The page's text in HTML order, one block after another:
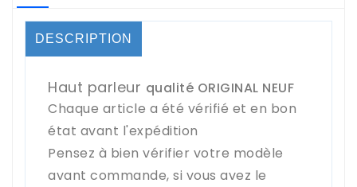
DESCRIPTION
Haut parleur qualité ORIGINAL NEUF
Chaque article a été vérifié et en bon
état avant l'expédition
Pensez à bien vérifier votre modèle
avant commande, si vous avez le